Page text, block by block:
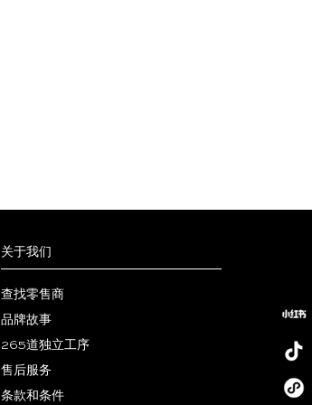
关于我们
查找零售商
品牌故事
265道独立工序
售后服务
条款和条件